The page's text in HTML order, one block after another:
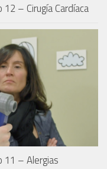
– Cirugía Cardíaca
11 – Alergias